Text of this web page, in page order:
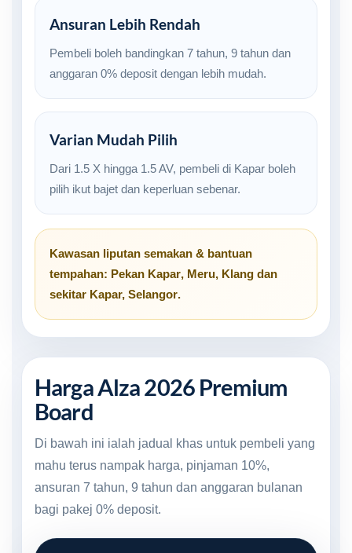
Ansuran Lebih Rendah
Pembeli boleh bandingkan 7 tahun, 9 tahun dan
anggaran 0% deposit dengan lebih mudah.
Varian Mudah Pilih
Dari 1.5 X hingga 1.5 AV, pembeli di Kapar boleh
pilih ikut bajet dan keperluan sebenar.
Kawasan liputan semakan & bantuan
tempahan: Pekan Kapar, Meru, Klang dan
sekitar Kapar, Selangor.
Harga Alza 2026 Premium
Board
Di bawah ini ialah jadual khas untuk pembeli yang
mahu terus nampak harga, pinjaman 10%,
ansuran 7 tahun, 9 tahun dan anggaran bulanan
bagi pakej 0% deposit.